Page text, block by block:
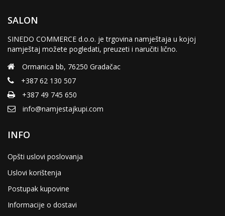
SALON
SINEDO COMMERCE d.o.o. je trgovina namještaja u kojoj
namještaj možete pogledati, preuzeti i naručiti lično.
Ormanica bb, 76250 Gradačac
+387 62 130 507
+387 49 745 650
info@namjestajkupi.com
INFO
Opšti uslovi poslovanja
Uslovi korištenja
Postupak kupovine
Informacije o dostavi